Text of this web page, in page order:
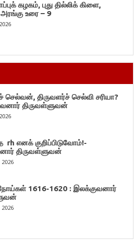
கழகம், புது தில்லிக் கிளை,
உரை – 9
செல்வன், திருவளர்ச் செல்வி சரியா?
திருவள்ளுவன்
rh எனக் குறிப்பிடுவோம்!-
திருவள்ளுவன்
2026
1616-1620 : இலக்குவனார்
2026